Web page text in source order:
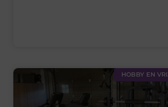
HOBBY EN